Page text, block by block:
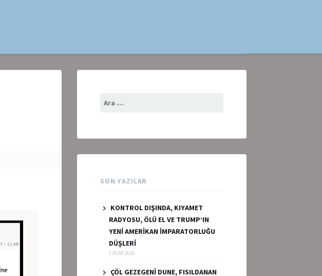
SON YAZILAR
KONTROL DIŞINDA, KIYAMET
RADYOSU, ÖLÜ EL VE TRUMP’IN
YENİ AMERİKAN İMPARATORLUĞU
DÜŞLERİ
1 OCAK 2026
ÇÖL GEZEGENİ DUNE, FISILDANAN